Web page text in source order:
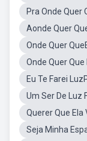
Pra Onde Quer
Aonde Quer
Onde Quer
Onde Quer
Eu Te Farei
Um Ser De Luz
Querer Que Ela
Seja Minha